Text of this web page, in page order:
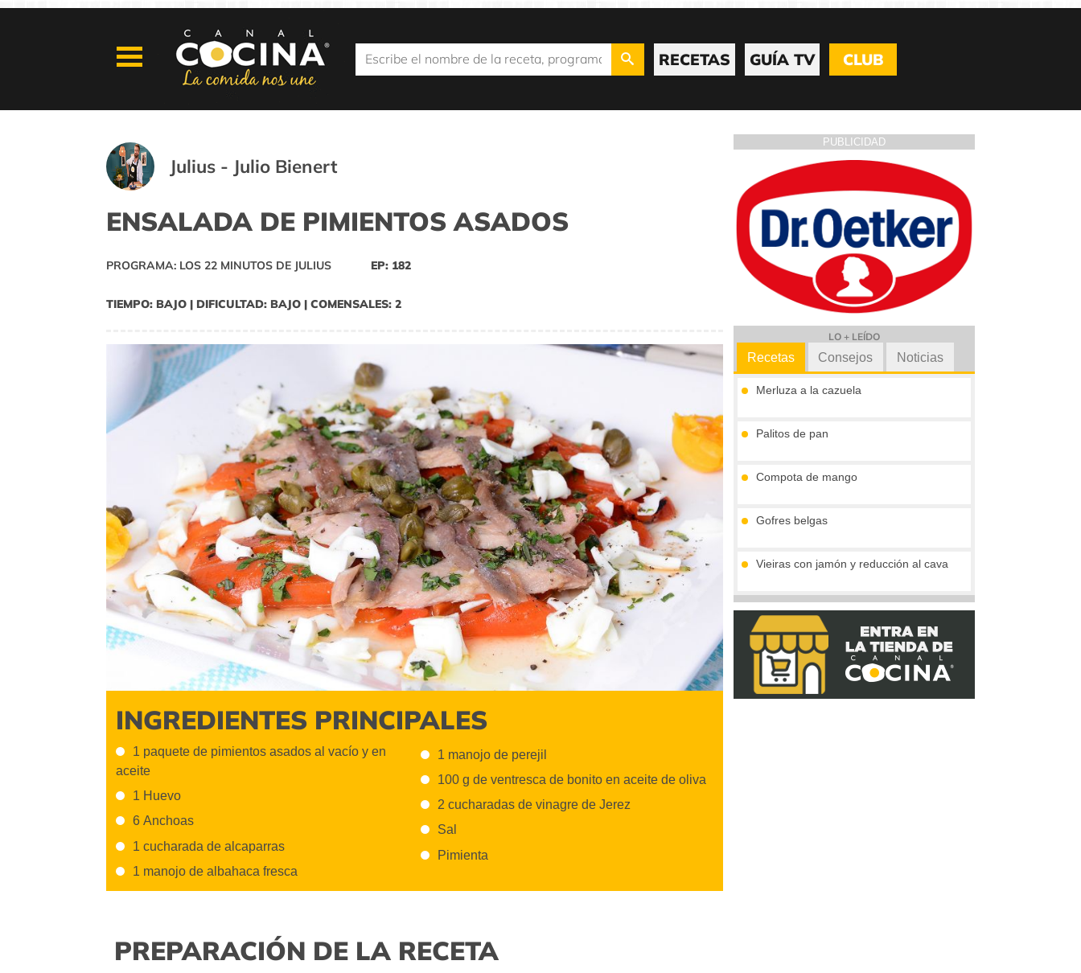
RECETAS GUÍA TV CLUB
Julius - Julio Bienert
ENSALADA DE PIMIENTOS ASADOS
PROGRAMA: LOS 22 MINUTOS DE JULIUS EP: 182
TIEMPO: BAJO | DIFICULTAD: BAJO | COMENSALES: 2
INGREDIENTES PRINCIPALES
1 paquete de pimientos asados al vacío y en
aceite
1 Huevo
6 Anchoas
1 cucharada de alcaparras
1 manojo de albahaca fresca
1 manojo de perejil
100 g de ventresca de bonito en aceite de oliva
2 cucharadas de vinagre de Jerez
Sal
Pimienta
PREPARACIÓN DE LA RECETA
PUBLICIDAD
LO + LEÍDO
Recetas
Merluza a la cazuela
Palitos de pan
Compota de mango
Gofres belgas
Vieiras con jamón y reducción al cava
Tronco de chocolate y turrón (sin gluten)
Consejos Noticias